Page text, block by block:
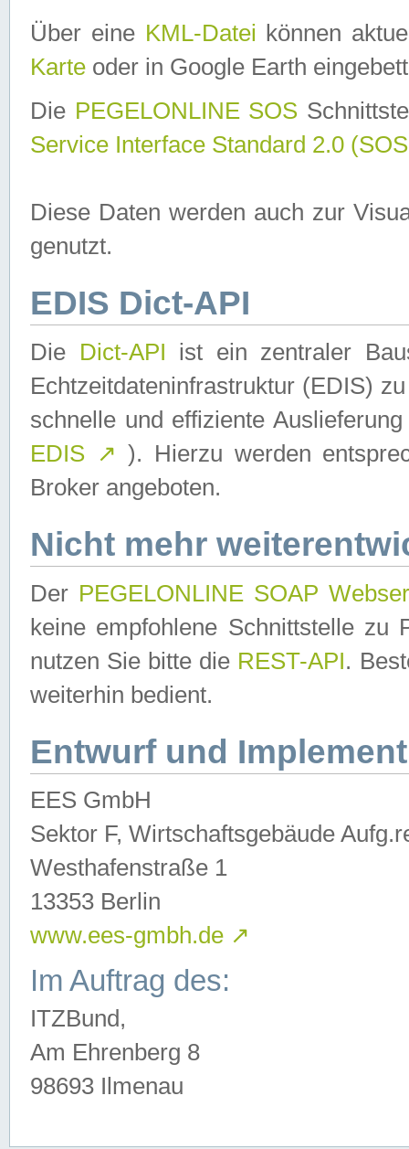
Über eine KML-Datei können
Karte oder in Google Earth
Die PEGELONLINE SOS
Service Interface Standard 2.0
Diese Daten werden auch zur
genutzt.
EDIS Dict-API
Die Dict-API ist ein zentraler
Echtzeitdateninfrastruktur (EDIS)
schnelle und effiziente
EDIS ↗ ). Hierzu werden
Broker angeboten.
Nicht mehr
Der PEGELONLINE SOAP
keine empfohlene Schnittstelle zu
nutzen Sie bitte die REST-API.
weiterhin bedient.
Entwurf und
EES GmbH
Sektor F, Wirtschaftsgebäude
Westhafenstraße 1
13353 Berlin
www.ees-gmbh.de ↗
Im Auftrag des:
ITZBund,
Am Ehrenberg 8
98693 Ilmenau